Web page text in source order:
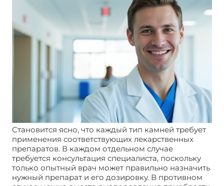
Становится ясно, что каждый тип камней требует
применения соответствующих лекарственных
препаратов. В каждом отдельном случае
требуется консультация специалиста, поскольку
только опытный врач может правильно назначить
нужный препарат и его дозировку. В противном